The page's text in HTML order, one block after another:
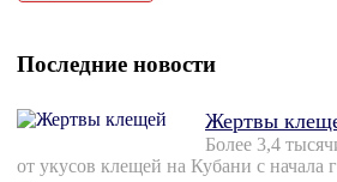
Последние новости
Жертвы
Более 3,4
от укусов клещей на Кубани с начала